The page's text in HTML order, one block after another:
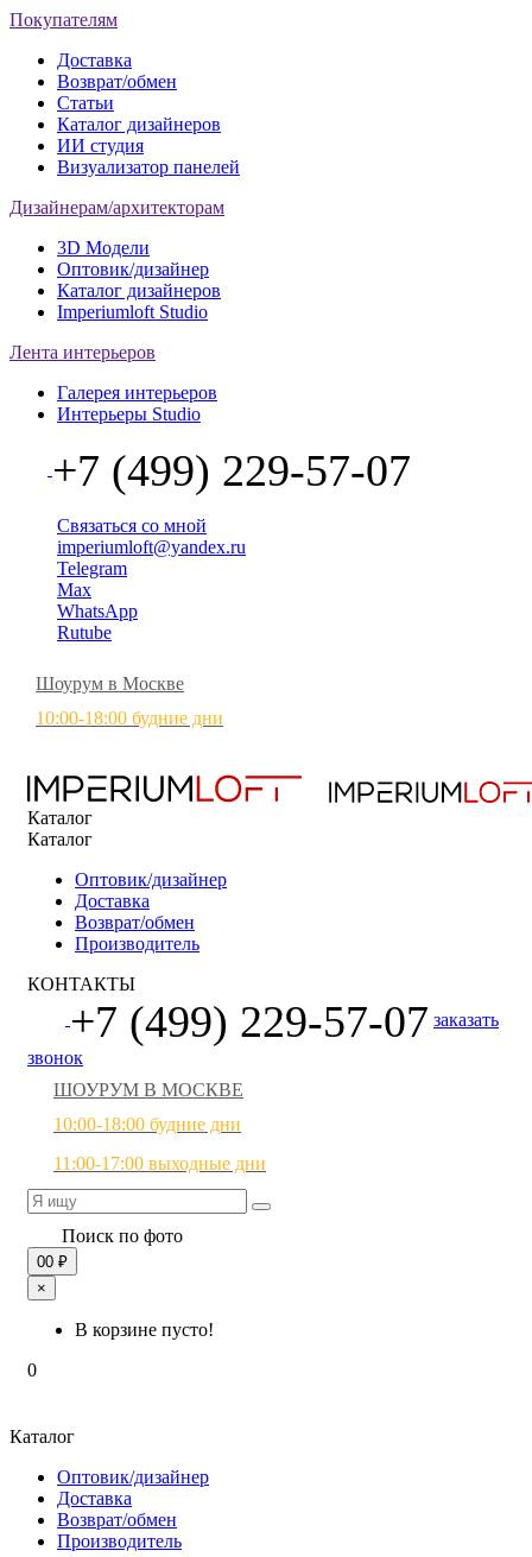
Покупателям
Доставка
Возврат/обмен
Статьи
Каталог дизайнеров
ИИ студия
Визуализатор панелей
Дизайнерам/архитекторам
3D Модели
Оптовик/дизайнер
Каталог дизайнеров
Imperiumloft Studio
Лента интерьеров
Галерея интерьеров
Интерьеры Studio
+7 (499) 229-57-07
Связаться со мной
imperiumloft@yandex.ru
Telegram
Max
WhatsApp
Rutube
Шоурум в Москве
10:00-18:00 будние дни
Каталог
Каталог
Оптовик/дизайнер
Доставка
Возврат/обмен
Производитель
КОНТАКТЫ
+7 (499) 229-57-07 заказать
звонок
ШОУРУМ В МОСКВЕ
10:00-18:00 будние дни
11:00-17:00 выходные дни
Поиск по фото
00 ₽
×
В корзине пусто!
0
Каталог
Оптовик/дизайнер
Доставка
Возврат/обмен
Производитель